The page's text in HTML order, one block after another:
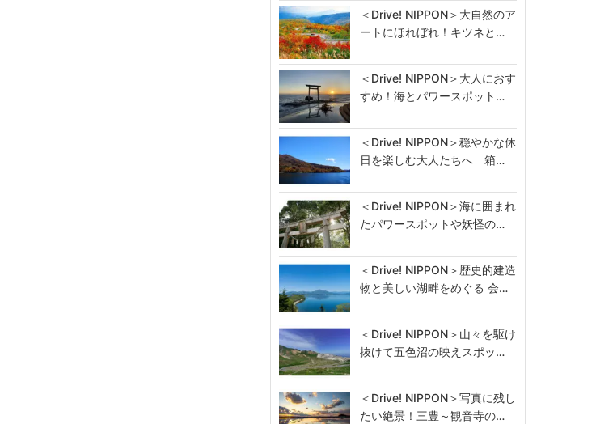
＜Drive! NIPPON＞大自然のア
ートにほれぼれ！キツネと…
＜Drive! NIPPON＞大人におす
すめ！海とパワースポット…
＜Drive! NIPPON＞穏やかな休
日を楽しむ大人たちへ 箱…
＜Drive! NIPPON＞海に囲まれ
たパワースポットや妖怪の…
＜Drive! NIPPON＞歴史的建造
物と美しい湖畔をめぐる 会…
＜Drive! NIPPON＞山々を駆け
抜けて五色沼の映えスポッ…
＜Drive! NIPPON＞写真に残し
たい絶景！三豊～観音寺の…